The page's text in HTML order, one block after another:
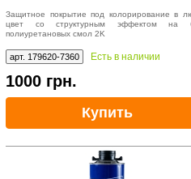
Защитное покрытие под колорирование в
цвет со структурным эффектом на
полиуретановых смол 2K
арт. 179620-7360 Есть в наличии
1000 грн.
Купить